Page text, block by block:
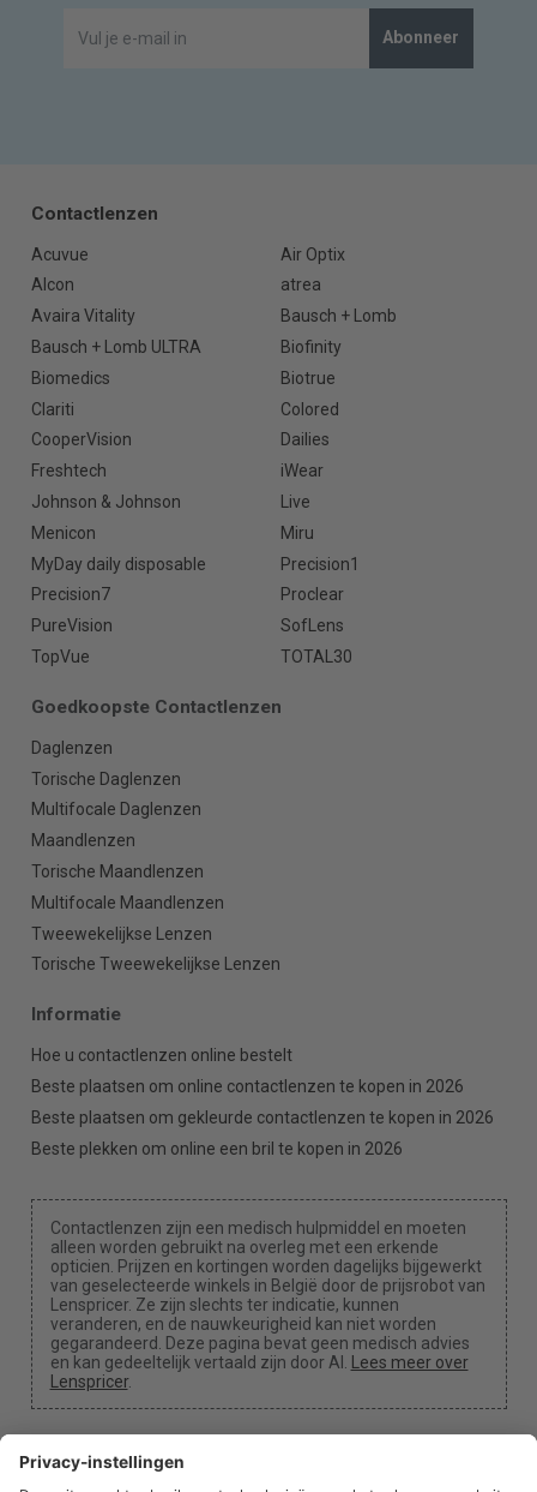
Abonneer
Contactlenzen
Acuvue
Air Optix
Alcon
atrea
Avaira Vitality
Bausch + Lomb
Bausch + Lomb ULTRA
Biofinity
Biomedics
Biotrue
Clariti
Colored
CooperVision
Dailies
Freshtech
iWear
Johnson & Johnson
Live
Menicon
Miru
MyDay daily disposable
Precision1
Precision7
Proclear
PureVision
SofLens
TopVue
TOTAL30
Goedkoopste Contactlenzen
Daglenzen
Torische Daglenzen
Multifocale Daglenzen
Maandlenzen
Torische Maandlenzen
Multifocale Maandlenzen
Tweewekelijkse Lenzen
Torische Tweewekelijkse Lenzen
Informatie
Hoe u contactlenzen online bestelt
Beste plaatsen om online contactlenzen te kopen in 2026
Beste plaatsen om gekleurde contactlenzen te kopen in 2026
Beste plekken om online een bril te kopen in 2026
Contactlenzen zijn een medisch hulpmiddel en moeten
alleen worden gebruikt na overleg met een erkende
opticien. Prijzen en kortingen worden dagelijks bijgewerkt
van geselecteerde winkels in België door de prijsrobot van
Lenspricer. Ze zijn slechts ter indicatie, kunnen
veranderen, en de nauwkeurigheid kan niet worden
gegarandeerd. Deze pagina bevat geen medisch advies
en kan gedeeltelijk vertaald zijn door AI. Lees meer over
Lenspricer.